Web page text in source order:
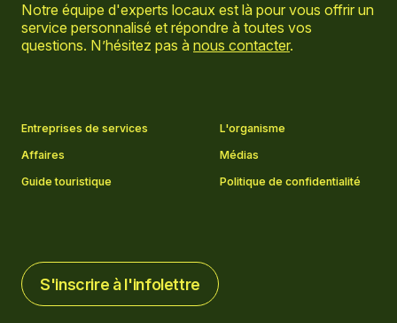
Notre équipe d'experts locaux est là pour vous offrir un
service personnalisé et répondre à toutes vos
questions. N’hésitez pas à nous contacter.
Entreprises de services
L'organisme
Affaires
Médias
Guide touristique
Politique de confidentialité
S'inscrire à l'infolettre
S'inscrire à l'infolettre